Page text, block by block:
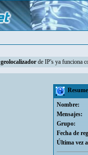
geolocalizadorde IP's ya funciona
Nombre:
Mensajes:
Grupo:
Fecha de
Última vez